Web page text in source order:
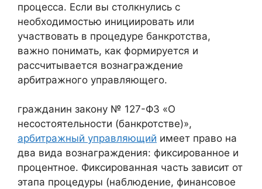
процесса. Если вы столкнулись с
необходимостью инициировать или
участвовать в процедуре банкротства,
важно понимать, как формируется и
рассчитывается вознаграждение
арбитражного управляющего.
гражданин закону № 127-ФЗ «О
несостоятельности (банкротстве)»,
арбитражный управляющий имеет право на
два вида вознаграждения: фиксированное и
процентное. Фиксированная часть зависит от
этапа процедуры (наблюдение, финансовое